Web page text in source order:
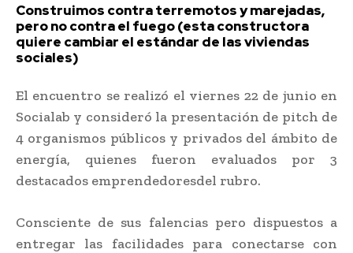
Construimos contra terremotos y marejadas,
pero no contra el fuego (esta constructora
quiere cambiar el estándar de las viviendas
sociales)
El encuentro se realizó el viernes 22 de junio en
Socialab y consideró la presentación de pitch de
4 organismos públicos y privados del ámbito de
energía, quienes fueron evaluados por 3
destacados emprendedoresdel rubro.
Consciente de sus falencias pero dispuestos a
entregar las facilidades para conectarse con